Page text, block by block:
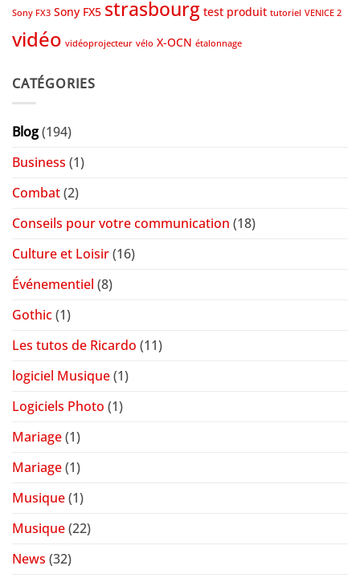
Sony FX3 Sony FX5 strasbourg test produit tutoriel VENICE 2
vidéo vidéoprojecteur vélo X-OCN étalonnage
CATÉGORIES
Blog(194)
Business (1)
Combat(2)
Conseils pour votre communication (18)
Culture et Loisir(16)
Événementiel (8)
Gothic(1)
Les tutos de Ricardo (11)
logiciel Musique(1)
Logiciels Photo (1)
Mariage(1)
Mariage(1)
Musique(1)
Musique(22)
News (32)